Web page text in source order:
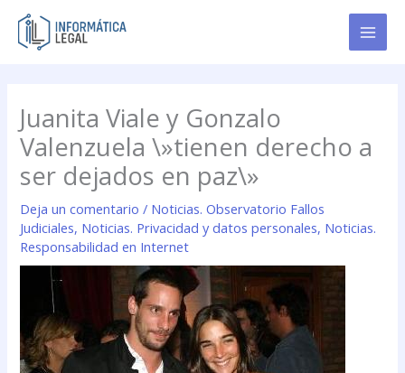
contenido
Juanita Viale y Gonzalo
Valenzuela \»tienen derecho a
ser dejados en paz\»
Deja un comentario / Noticias. Observatorio Fallos
Judiciales, Noticias. Privacidad y datos personales, Noticias.
Responsabilidad en Internet